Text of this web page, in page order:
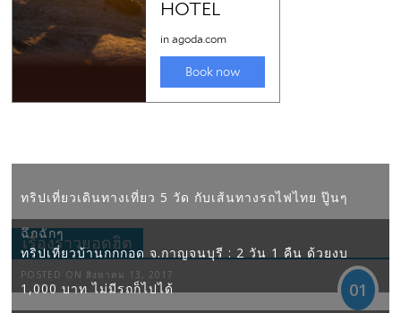
เรื่องราวยอดฮิต
ทริปเที่ยวเดินทางเที่ยว 5 วัด กับเส้นทางรถไฟไทย ปู๊นๆ
ฉึกฉักๆ
POSTED ON สิงหาคม 13, 2017
01
ทริปเที่ยวบ้านกกกอด จ.กาญจนบุรี : 2 วัน 1 คืน ด้วยงบ
1,000 บาท ไม่มีรถก็ไปได้